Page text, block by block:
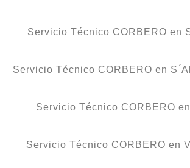
Servicio Técnico CORBERO en
Servicio Técnico CORBERO en S
Servicio Técnico CORBERO
Servicio Técnico CORBERO en